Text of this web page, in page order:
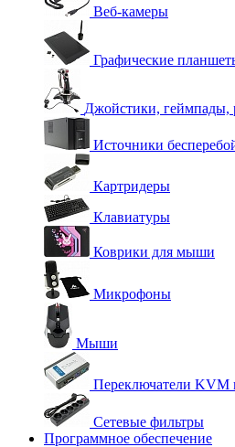
Веб-камеры
Графические
Джойстики, геймпады,
Источники
Картридеры
Клавиатуры
Коврики для мыши
Микрофоны
Мыши
Переключатели KVM
Сетевые фильтры
Программное обеспечение